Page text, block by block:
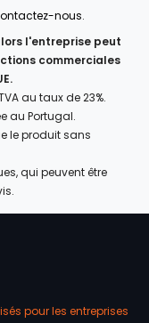
nous.
l'entreprise peut
commerciales
au taux de 23%.
au Portugal.
le produit sans
qui peuvent être
pour les entreprises